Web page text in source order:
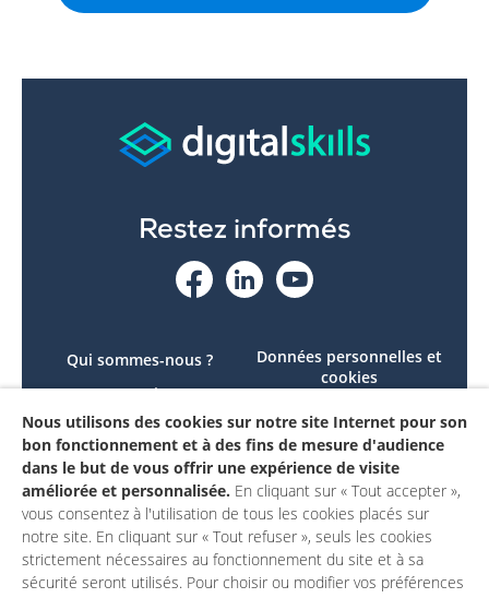
Restez informés
Qui sommes-nous ?
Le projet
Contactez-nous
Mon compte
Données personnelles et
cookies
conforme
Mentions légales
Nous utilisons des cookies sur notre site Internet pour son
bon fonctionnement et à des fins de mesure d'audience
dans le but de vous offrir une expérience de visite
améliorée et personnalisée. En cliquant sur « Tout accepter »,
vous consentez à l'utilisation de tous les cookies placés sur
notre site. En cliquant sur « Tout refuser », seuls les cookies
strictement nécessaires au fonctionnement du site et à sa
sécurité seront utilisés. Pour choisir ou modifier vos préférences